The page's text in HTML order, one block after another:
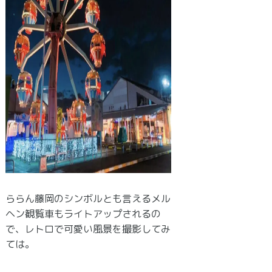
ららん藤岡のシンボルとも言えるメル
ヘン観覧車もライトアップされるの
で、レトロで可愛い風景を撮影してみ
ては。